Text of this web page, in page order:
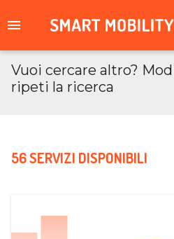
Vuoi cercare altro?
ripeti la ricerca
56 SERVIZI DISPONIBILI